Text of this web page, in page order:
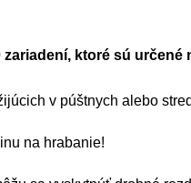
ktoré sú určené
v púštnych alebo
na hrabanie!